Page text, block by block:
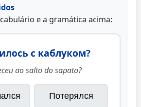
e a gramática acima:
с каблуком?
ao salto do sapato?
Потерялся